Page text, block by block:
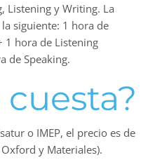
Listening y Writing. La
siguiente: 1 hora de
1 hora de Listening
de Speaking.
o IMEP, el precio es de
y Materiales).